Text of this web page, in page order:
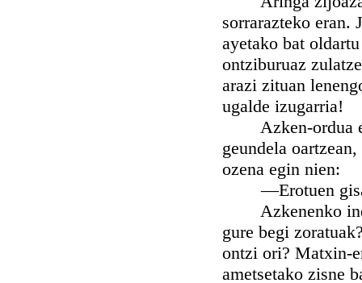
sorrarazteko
ayetako bat
ontziburuaz
arazi zituan
ugalde izugarria!
Azken-ordua
geundela
ozena egin nien:
—Erotuen gisan
Azkenenko
gure begi
ontzi ori? Matxin-
ametsetako zisne